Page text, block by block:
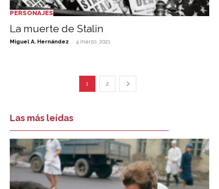
PERSONAJES
La muerte de Stalin
Miguel A. Hernández - 4 marzo, 2021
1 2
Las más leídas